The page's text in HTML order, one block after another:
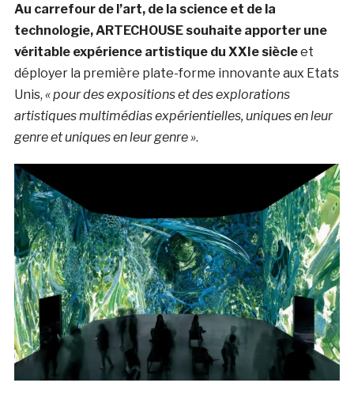
Au carrefour de l’art, de la science et de la
technologie, ARTECHOUSE souhaite apporter une
véritable expérience artistique du XXIe siècleet
déployer la première plate-forme innovante aux Etats
Unis, « pour des expositions et des explorations
artistiques multimédias expérientielles, uniques en leur
genre et uniques en leur genre ».